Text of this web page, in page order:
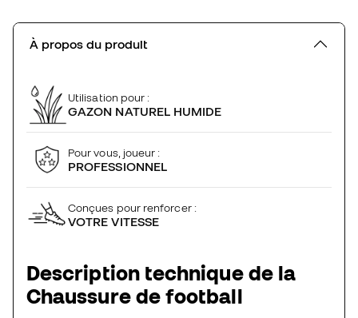
À propos du produit
Utilisation pour :
GAZON NATUREL HUMIDE
Pour vous, joueur :
PROFESSIONNEL
Conçues pour renforcer :
VOTRE VITESSE
Description technique de la
Chaussure de football